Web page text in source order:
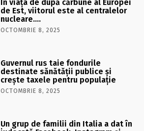
În viaţa de după cărbune al Europei
de Est, viitorul este al centralelor
nucleare….
OCTOMBRIE 8, 2025
Guvernul rus taie fondurile
destinate sănătății publice și
crește taxele pentru populație
OCTOMBRIE 8, 2025
Un grup de familii din Italia a dat în